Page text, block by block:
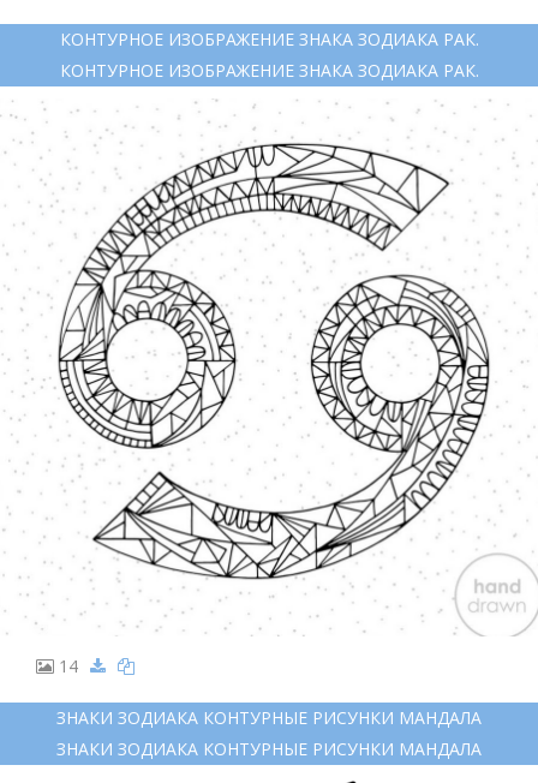
КОНТУРНОЕ ИЗОБРАЖЕНИЕ ЗНАКА ЗОДИАКА РАК.
КОНТУРНОЕ ИЗОБРАЖЕНИЕ ЗНАКА ЗОДИАКА РАК.
14
ЗНАКИ ЗОДИАКА КОНТУРНЫЕ РИСУНКИ МАНДАЛА
ЗНАКИ ЗОДИАКА КОНТУРНЫЕ РИСУНКИ МАНДАЛА